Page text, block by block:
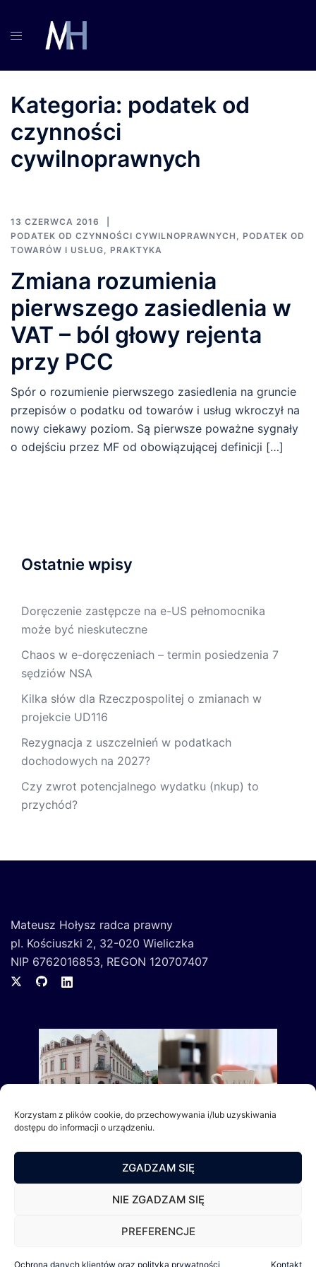
Korzystam z plików cookie, do przechowywania i/lub uzyskiwania
dostępu do informacji o urządzeniu.
ZGADZAM SIĘ
NIE ZGADZAM SIĘ
PREFERENCJE
Ochrona danych klientów oraz polityka prywatności Kontakt
Kategoria: podatek od
czynności
cywilnoprawnych
13 CZERWCA 2016
PODATEK OD CZYNNOŚCI CYWILNOPRAWNYCH , PODATEK OD
TOWARÓW I USŁUG, PRAKTYKA
Zmiana rozumienia
pierwszego zasiedlenia w
VAT – ból głowy rejenta
przy PCC
Spór o rozumienie pierwszego zasiedlenia na gruncie
przepisów o podatku od towarów i usług wkroczył na
nowy ciekawy poziom. Są pierwsze poważne sygnały
o odejściu przez MF od obowiązującej definicji […]
Ostatnie wpisy
Doręczenie zastępcze na e-US pełnomocnika
może być nieskuteczne
Chaos w e-doręczeniach – termin posiedzenia 7
sędziów NSA
Kilka słów dla Rzeczpospolitej o zmianach w
projekcie UD116
Rezygnacja z uszczelnień w podatkach
dochodowych na 2027?
Czy zwrot potencjalnego wydatku (nkup) to
przychód?
Mateusz Hołysz radca prawny
pl. Kościuszki 2, 32-020 Wieliczka
NIP 6762016853, REGON 120707407